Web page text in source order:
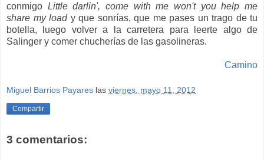
conmigo Little darlin', come with me won't you help me
share my load y que sonrías, que me pases un trago de tu
botella, luego volver a la carretera para leerte algo de
Salinger y comer chucherías de las gasolineras.
Camino
Miguel Barrios Payares las viernes, mayo 11, 2012
Compartir
3 comentarios: